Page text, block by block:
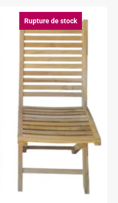
Rupture de stock